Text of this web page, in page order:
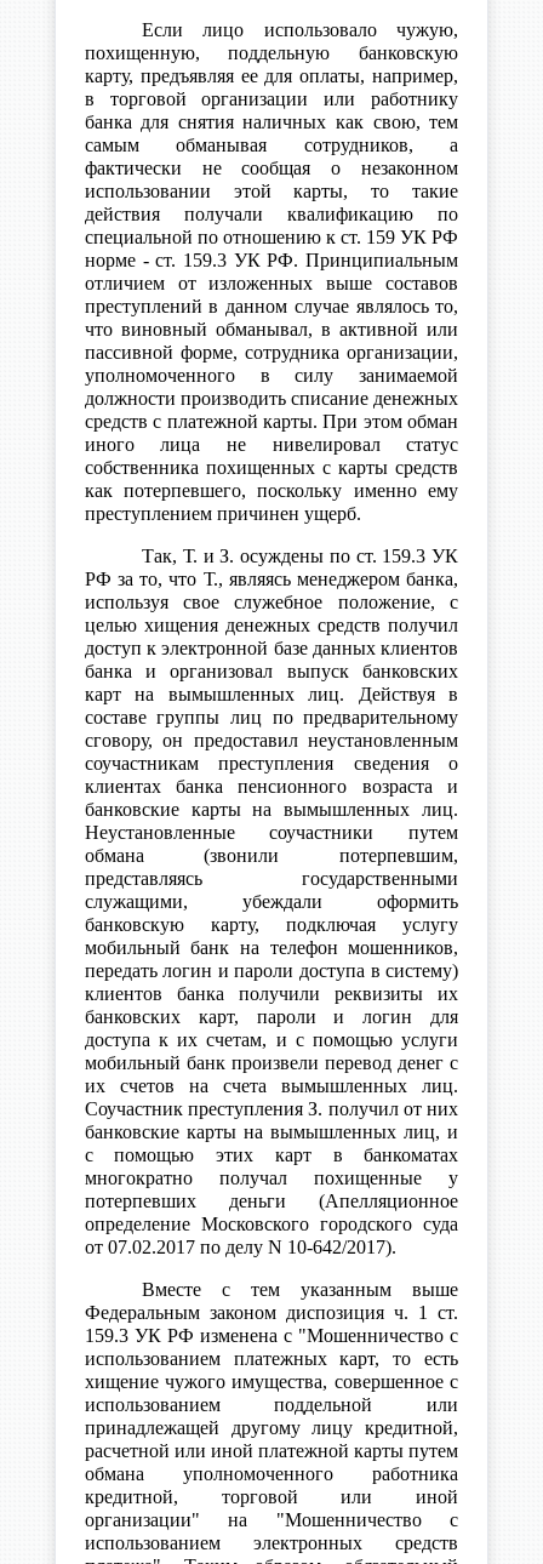
Если лицо использовало чужую,
похищенную, поддельную банковскую
карту, предъявляя ее для оплаты, например,
в торговой организации или работнику
банка для снятия наличных как свою, тем
самым обманывая сотрудников, а
фактически не сообщая о незаконном
использовании этой карты, то такие
действия получали квалификацию по
специальной по отношению к ст. 159 УК РФ
норме - ст. 159.3 УК РФ. Принципиальным
отличием от изложенных выше составов
преступлений в данном случае являлось то,
что виновный обманывал, в активной или
пассивной форме, сотрудника организации,
уполномоченного в силу занимаемой
должности производить списание денежных
средств с платежной карты. При этом обман
иного лица не нивелировал статус
собственника похищенных с карты средств
как потерпевшего, поскольку именно ему
преступлением причинен ущерб.
Так, Т. и З. осуждены по ст. 159.3 УК
РФ за то, что Т., являясь менеджером банка,
используя свое служебное положение, с
целью хищения денежных средств получил
доступ к электронной базе данных клиентов
банка и организовал выпуск банковских
карт на вымышленных лиц. Действуя в
составе группы лиц по предварительному
сговору, он предоставил неустановленным
соучастникам преступления сведения о
клиентах банка пенсионного возраста и
банковские карты на вымышленных лиц.
Неустановленные соучастники путем
обмана (звонили потерпевшим,
представляясь государственными
служащими, убеждали оформить
банковскую карту, подключая услугу
мобильный банк на телефон мошенников,
передать логин и пароли доступа в систему)
клиентов банка получили реквизиты их
банковских карт, пароли и логин для
доступа к их счетам, и с помощью услуги
мобильный банк произвели перевод денег с
их счетов на счета вымышленных лиц.
Соучастник преступления З. получил от них
банковские карты на вымышленных лиц, и
с помощью этих карт в банкоматах
многократно получал похищенные у
потерпевших деньги (Апелляционное
определение Московского городского суда
от 07.02.2017 по делу N 10-642/2017).
Вместе с тем указанным выше
Федеральным законом диспозиция ч. 1 ст.
159.3 УК РФ изменена с "Мошенничество с
использованием платежных карт, то есть
хищение чужого имущества, совершенное с
использованием поддельной или
принадлежащей другому лицу кредитной,
расчетной или иной платежной карты путем
обмана уполномоченного работника
кредитной, торговой или иной
организации" на "Мошенничество с
использованием электронных средств